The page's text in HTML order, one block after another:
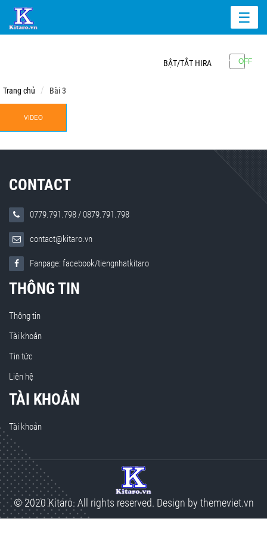
☰
BẬT/TẮT HIRA
Trang chủ Bài 3
VIDEO
CONTACT
0779.791.798/0879.791.798
contact@kitaro.vn
Fanpage: facebook/tiengnhatkitaro
THÔNG TIN
Thông tin
Tài khoản
Tin tức
Liên hệ
TÀI KHOẢN
Tài khoản
© 2020 Kitaro. All rights reserved. Design by themeviet.vn